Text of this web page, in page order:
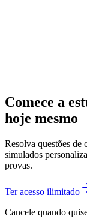
Comece a
hoje mesmo
Resolva questões de
simulados
provas.
Ter acesso ilimitado
Cancele quando